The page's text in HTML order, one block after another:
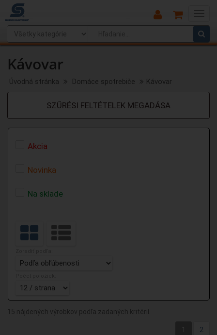
Main
Menu
Kávovar
Úvodná stránka Domáce spotrebiče Kávovar
SZŰRÉSI FELTÉTELEK MEGADÁSA
Akcia
Novinka
Na sklade
15 nájdených výrobkov podľa zadaných kritérií.
2